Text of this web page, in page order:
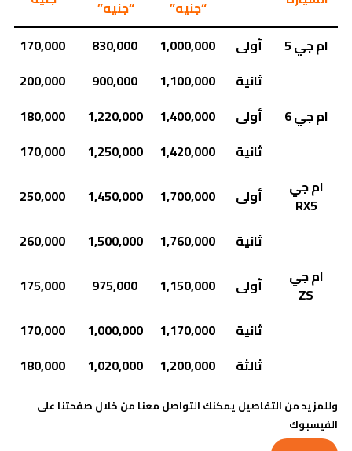
“جنيه”
“جنيه”
ام جي 5
أولى 1,000,000
830,000
170,000
ثانية
1,100,000
900,000
200,000
ام جي 6
أولى 1,400,000
1,220,000
180,000
ثانية
1,420,000
1,250,000
170,000
ام جي
RX5
أولى 1,700,000
1,450,000
250,000
ثانية
1,760,000
1,500,000
260,000
ام جي
ZS
أولى 1,150,000
975,000
175,000
ثانية
1,170,000
1,000,000
170,000
ثالثة
1,200,000
1,020,000
180,000
وللمزيد من التفاصيل يمكنك التواصل معنا من خلال صفحتنا على
الفيسبوك